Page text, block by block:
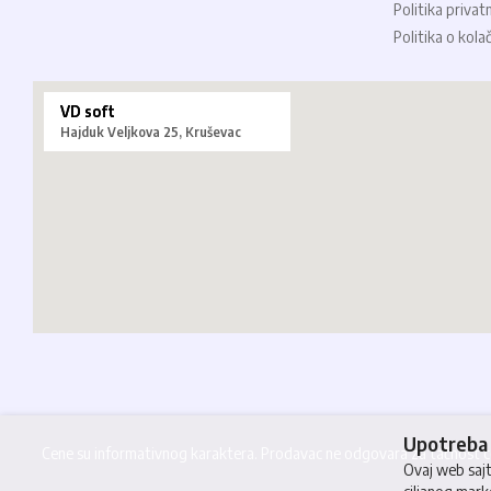
Politika
Politika o
VD soft
Hajduk Veljkova 25, Kruševac
Cene su informativnog karaktera. Prodavac ne odgovara zaUpotreba
Ovaj web